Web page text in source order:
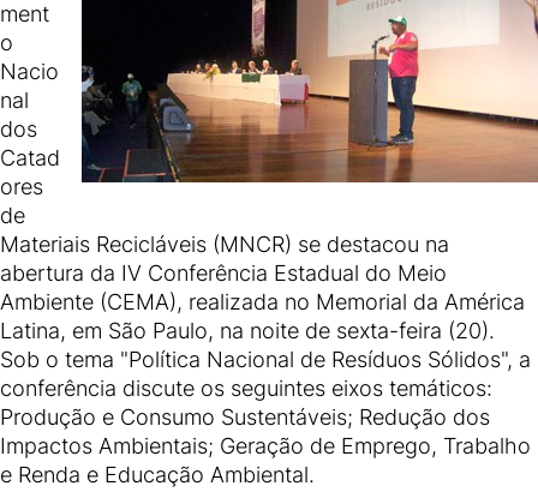
ment
o
Nacio
nal
dos
Catad
ores
de
Materiais Recicláveis (MNCR) se destacou na
abertura da IV Conferência Estadual do Meio
Ambiente (CEMA), realizada no Memorial da América
Latina, em São Paulo, na noite de sexta-feira (20).
Sob o tema "Política Nacional de Resíduos Sólidos", a
conferência discute os seguintes eixos temáticos:
Produção e Consumo Sustentáveis; Redução dos
Impactos Ambientais; Geração de Emprego, Trabalho
e Renda e Educação Ambiental.